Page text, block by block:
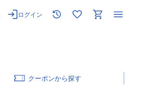
ログイン
クーポン